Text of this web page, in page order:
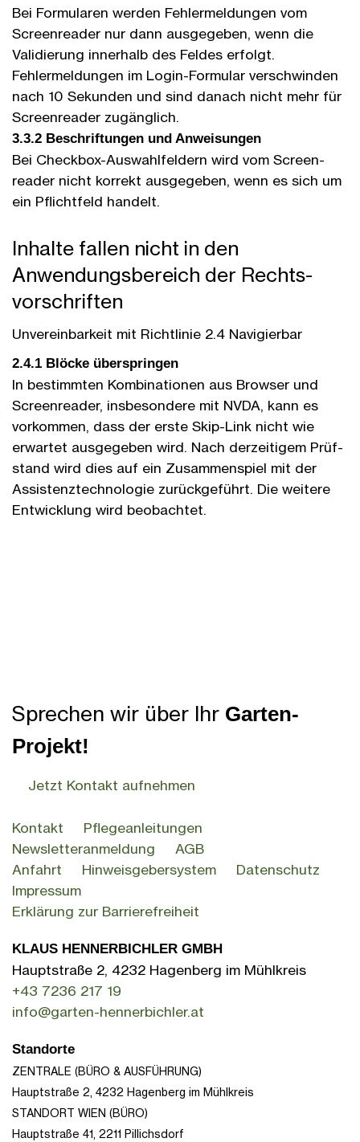
Bei Formularen werden Fehler­meldungen vom
Screen­reader nur dann ausgegeben, wenn die
Validierung innerhalb des Feldes erfolgt.
Fehlermeldungen im Login-Formular verschwinden
nach 10 Sekunden und sind danach nicht mehr für
Screen­reader zugänglich.
3.3.2 Beschriftungen und Anweisungen
Bei Checkbox-Auswahl­feldern wird vom Screen­
reader nicht korrekt ausge­geben, wenn es sich um
ein Pflicht­feld handelt.
Inhalte fallen nicht in den
Anwendungs­bereich der Rechts­
vorschriften
Unvereinbarkeit mit Richtlinie 2.4 Navigierbar
2.4.1 Blöcke überspringen
In bestimmten Kombinationen aus Browser und
Screen­reader, insbesondere mit NVDA, kann es
vorkommen, dass der erste Skip-Link nicht wie
erwartet ausge­geben wird. Nach derzeitigem Prüf­
stand wird dies auf ein Zusammen­spiel mit der
Assistenz­technologie zurück­geführt. Die weitere
Entwicklung wird beobachtet.
Sprechen wir über Ihr Garten-
Projekt!
Jetzt Kontakt aufnehmen
Kontakt
Pflegeanleitungen
Newsletteranmeldung
AGB
Anfahrt
Hinweisgebersystem
Datenschutz
Impressum
Erklärung zur Barrierefreiheit
KLAUS HENNERBICHLER GMBH
Hauptstraße 2, 4232 Hagenberg im Mühlkreis
+43 7236 217 19
info@garten-hennerbichler.at
Standorte
ZENTRALE (BÜRO & AUSFÜHRUNG)
Hauptstraße 2, 4232 Hagenberg im Mühlkreis
STANDORT WIEN (BÜRO)
Hauptstraße 41, 2211 Pillichsdorf